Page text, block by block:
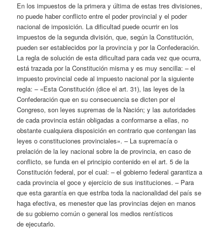
En los impuestos de la primera y última de estas tres divisiones,
no puede haber conflicto entre el poder provincial y el poder
nacional de imposición. La dificultad puede ocurrir en los
impuestos de la segunda división, que, según la Constitución,
pueden ser establecidos por la provincia y por la Confederación.
La regla de solución de esta dificultad para cada vez que ocurra,
está trazada por la Constitución misma y es muy sencilla: – el
impuesto provincial cede al impuesto nacional por la siguiente
regla: – «Esta Constitución (dice el art. 31), las leyes de la
Confederación que en su consecuencia se dicten por el
Congreso, son leyes supremas de la Nación; y las autoridades
de cada provincia están obligadas a conformarse a ellas, no
obstante cualquiera disposición en contrario que contengan las
leyes o constituciones provinciales». – La supremacía o
prelación de la ley nacional sobre la de provincia, en caso de
conflicto, se funda en el principio contenido en el art. 5 de la
Constitución federal, por el cual: – el gobierno federal garantiza a
cada provincia el goce y ejercicio de sus instituciones. – Para
que esta garantía en que estriba toda la nacionalidad del país se
haga efectiva, es menester que las provincias dejen en manos
de su gobierno común o general los medios rentísticos
deejecutarlo.